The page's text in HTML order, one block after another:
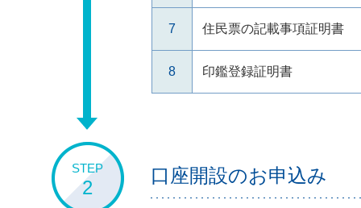
7 住民票の記載事項証明書
8 印鑑登録証明書
STEP
2
口座開設のお申込み